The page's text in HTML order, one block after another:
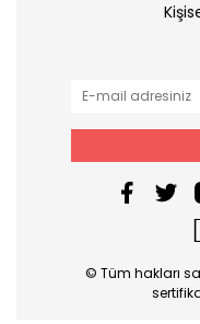
© Tüm hakları